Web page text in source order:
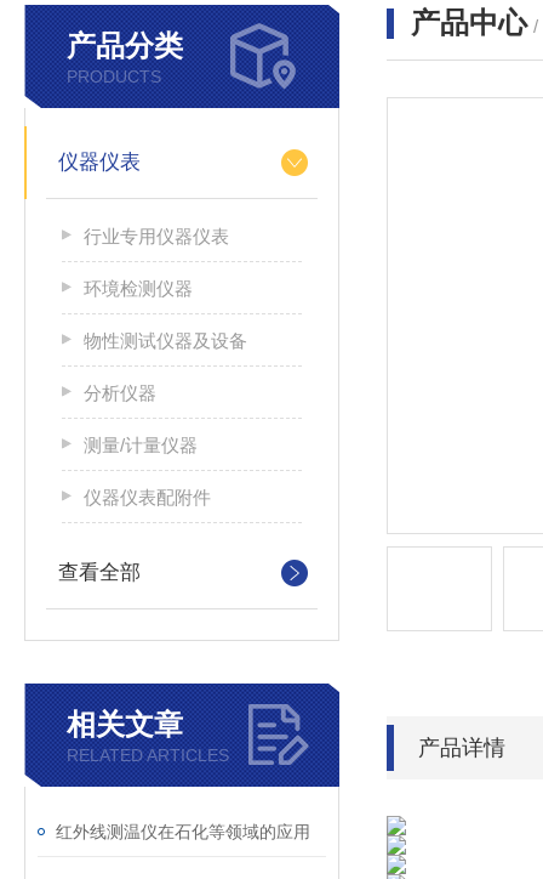
产品分类
PRODUCTS
仪器仪表
行业专用仪器仪表
环境检测仪器
物性测试仪器及设备
分析仪器
测量/计量仪器
仪器仪表配附件
查看全部
相关文章
RELATED ARTICLES
红外线测温仪在石化等领域的应用
产品中心 /
产品详情